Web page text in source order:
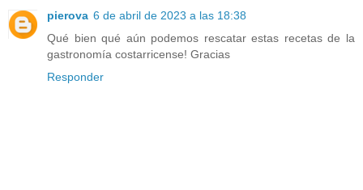
pierova 6 de abril de 2023 a las 18:38
Qué bien qué aún podemos rescatar estas recetas de la
gastronomía costarricense! Gracias
Responder